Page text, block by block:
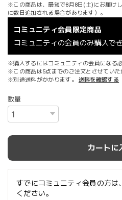
※この商品は、最短で8月8日(土)にお届け
に数日追加される場合があります）。
コミュニティ会員限定商品
コミュニティの会員のみ購入で
※購入するにはコミュニティの会員になる
※この商品は5点までのご注文とさせていた
※別途送料がかかります。
送料を確認する
数量
カートに
すでにコミュニティ会員の方は
ください。